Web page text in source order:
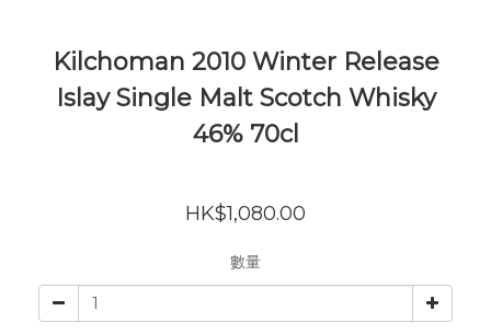
Kilchoman 2010 Winter Release
Islay Single Malt Scotch Whisky
46% 70cl
HK$1,080.00
數量